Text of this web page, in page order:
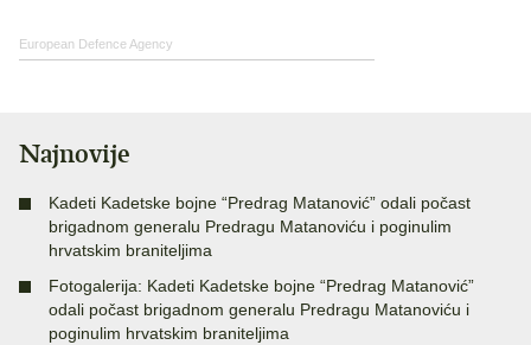
European Defence Agency
Najnovije
Kadeti Kadetske bojne “Predrag Matanović” odali počast
brigadnom generalu Predragu Matanoviću i poginulim
hrvatskim braniteljima
Fotogalerija: Kadeti Kadetske bojne “Predrag Matanović”
odali počast brigadnom generalu Predragu Matanoviću i
poginulim hrvatskim braniteljima